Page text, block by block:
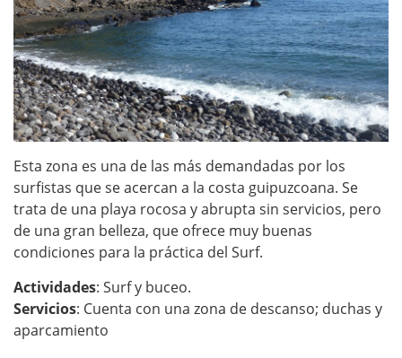
Esta zona es una de las más demandadas por los
surfistas que se acercan a la costa guipuzcoana. Se
trata de una playa rocosa y abrupta sin servicios, pero
de una gran belleza, que ofrece muy buenas
condiciones para la práctica del Surf.
Actividades: Surf y buceo.
Servicios: Cuenta con una zona de descanso; duchas y
aparcamiento